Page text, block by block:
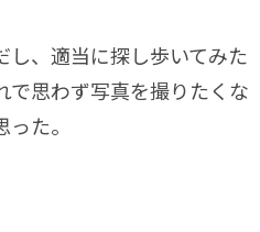
、適当に探し歩いてみた
で思わず写真を撮りたくな
た。